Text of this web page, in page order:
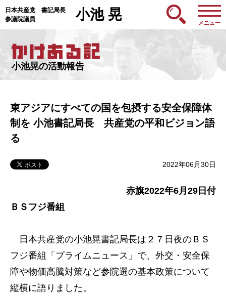
日本共産党 書記局長
参議院議員
小池 晃
メニュー
小池晃の活動報告
東アジアにすべての国を包摂する安全保障体
制を 小池書記局長 共産党の平和ビジョン語
る
2022年06月30日
赤旗2022年6月29日付
ＢＳフジ番組
日本共産党の小池晃書記局長は２７日夜のＢＳ
フジ番組「プライムニュース」で、外交・安全保
障や物価高騰対策など参院選の基本政策について
縦横に語りました。